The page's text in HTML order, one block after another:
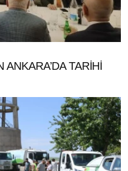
ANKARA’DA TARİHİ